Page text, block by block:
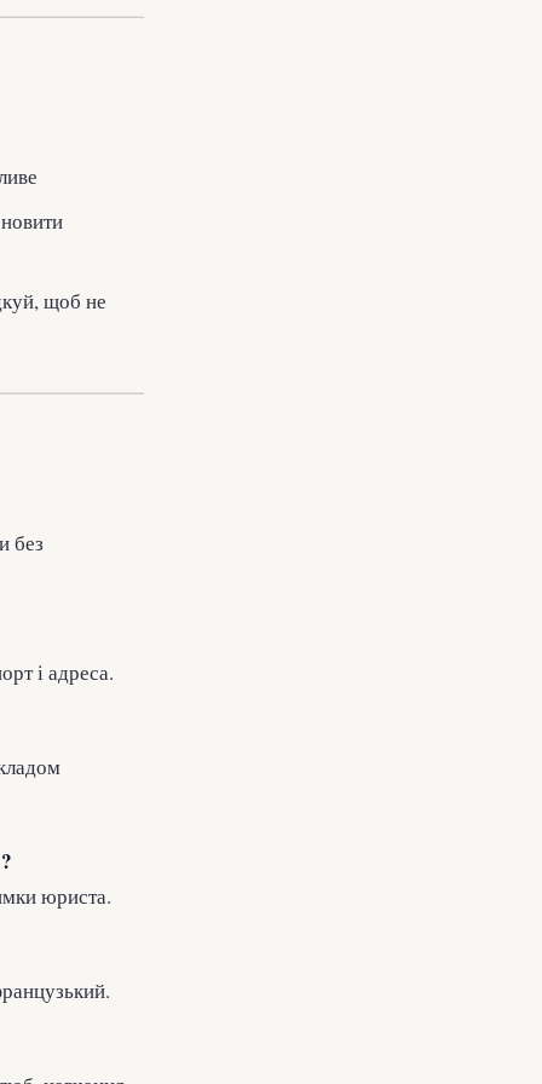
щоб не
без
і адреса.
юриста.